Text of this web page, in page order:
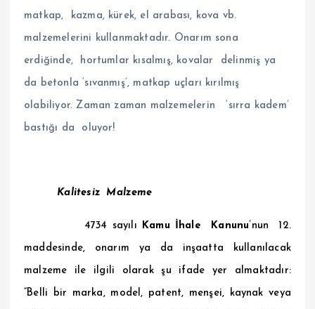
matkap, kazma, kürek, el arabası, kova vb.
malzemelerini kullanmaktadır. Onarım sona
erdiğinde, hortumlar kısalmış, kovalar delinmiş ya
da betonla ‘sıvanmış’, matkap uçları kırılmış
olabiliyor. Zaman zaman malzemelerin ‘sırra kadem’
bastığı da oluyor!
Kalitesiz Malzeme
4734 sayılı Kamu İhale Kanunu’nun 12.
maddesinde, onarım ya da inşaatta kullanılacak
malzeme ile ilgili olarak şu ifade yer almaktadır:
“Belli bir marka, model, patent, menşei, kaynak veya